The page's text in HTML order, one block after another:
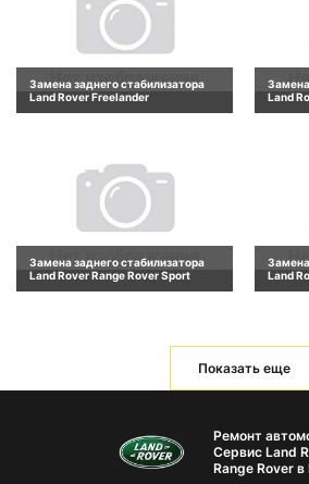
Замена заднего стабилизатора
Land Rover Freelander
Land
Замена заднего стабилизатора
Land Rover Range Rover Sport
Land
Показать еще
Ремонт
Сервис Land
Range Rover